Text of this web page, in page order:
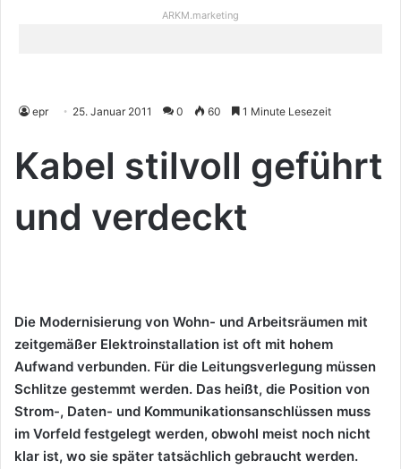
ARKM.marketing
epr 25. Januar 2011 0 60 1 Minute Lesezeit
Kabel stilvoll geführt
und verdeckt
Die Modernisierung von Wohn- und Arbeitsräumen mit
zeitgemäßer Elektroinstallation ist oft mit hohem
Aufwand verbunden. Für die Leitungsverlegung müssen
Schlitze gestemmt werden. Das heißt, die Position von
Strom-, Daten- und Kommunikationsanschlüssen muss
im Vorfeld festgelegt werden, obwohl meist noch nicht
klar ist, wo sie später tatsächlich gebraucht werden.